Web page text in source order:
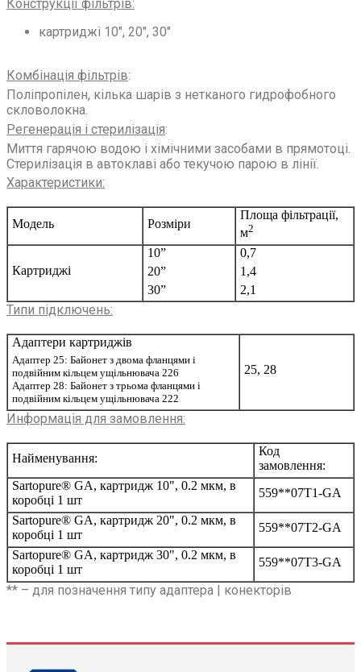
Конструкції фільтрів:
картриджі 10″, 20″, 30″
Комбінація фільтрів:
Поліпропілен, кілька шарів з нетканого гидрофобного
скловолокна.
Регенерація і стерилізація:
Миття гарячою водою і хімічними засобами в прямотоці.
Стерилізація в автоклаві або текучою парою в лінії.
Характеристики:
Модель Розміри
Площа фільтрації,
м2
Картриджі
10”
20”
30”
0,7
1,4
2,1
Типи підключень:
Адаптери картриджів
Адаптер 25: Байонет з двома фланцями і
подвійним кільцем ущільнювача 226
Адаптер 28: Байонет з трьома фланцями і
подвійним кільцем ущільнювача 222
25, 28
Информація для замовлення:
Найменування:
Код
замовлення:
Sartopure® GA, картридж 10", 0.2 мкм, в
коробці 1 шт
559**07Т1-GA
Sartopure® GA, картридж 20", 0.2 мкм, в
коробці 1 шт
559**07Т2-GA
Sartopure® GA, картридж 30", 0.2 мкм, в
коробці 1 шт
559**07Т3-GA
** – для позначення типу адаптера | конекторів